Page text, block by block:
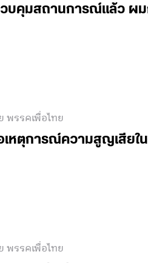
วบคุมสถานการณ์แล้ว ผ
พรรคเพื่อไทย
เหตุการณ์ความสูญเสีย
พรรคเพื่อไทย